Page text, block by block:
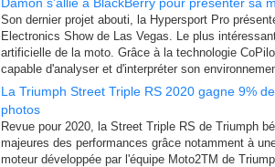
Son dernier projet abouti, la Hypersport Pro
Electronics Show de Las Vegas. Le plus
artificielle de la moto. Grâce à la technologie
capable d'analyser et d'interpréter son
La Triumph Street Triple RS 2020 gagne 9%
photos
Revue pour 2020, la Street Triple RS de Triumph
majeures des performances grâce notamment à
moteur développée par l'équipe Moto2TM de